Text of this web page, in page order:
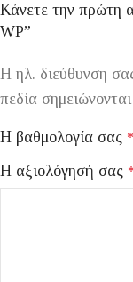
Κάνετε την πρώτη
WP”
Η ηλ. διεύθυνση
πεδία
Η βαθμολογία σας *
Η αξιολόγησή σας *